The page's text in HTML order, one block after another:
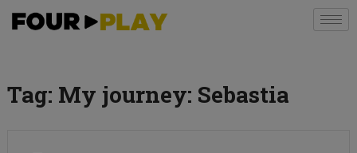
Tag: My journey: Sebastia